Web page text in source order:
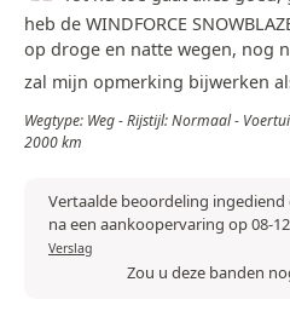
heb de WINDFORCE
op droge en natte wegen, nog
zal mijn opmerking bijwerken
Wegtype: Weg - Rijstijl: Normaal -
2000 km
Vertaalde beoordeling ingediend
na een aankoopervaring op 08-
Verslag
Zou u deze banden